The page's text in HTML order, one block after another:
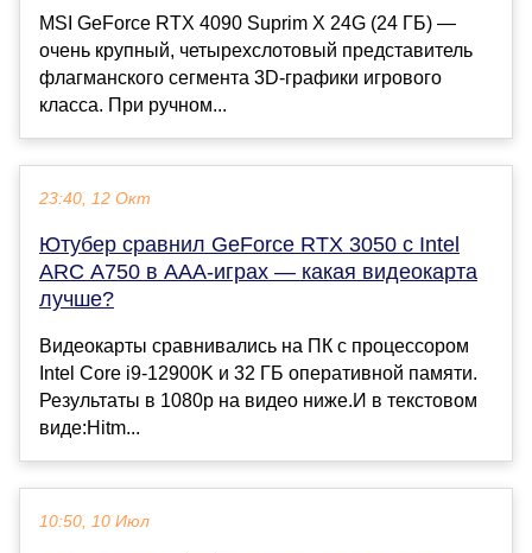
MSI GeForce RTX 4090 Suprim X 24G (24 ГБ) —
очень крупный, четырехслотовый представитель
флагманского сегмента 3D-графики игрового
класса. При ручном...
23:40, 12 Окт
Ютубер сравнил GeForce RTX 3050 с Intel
ARC A750 в ААА-играх — какая видеокарта
лучше?
Видеокарты сравнивались на ПК с процессором
Intel Core i9-12900K и 32 ГБ оперативной памяти.
Результаты в 1080p на видео ниже.И в текстовом
виде:Hitm...
10:50, 10 Июл